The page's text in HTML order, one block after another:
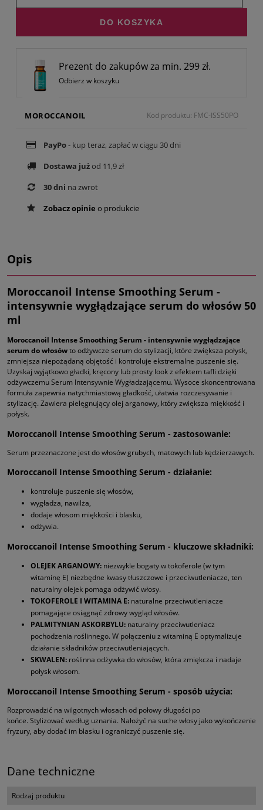
Prezent do zakupów za min. 299 zł.
Odbierz w koszyku
DO KOSZYKA
MOROCCANOIL Kod produktu: FMC-ISS50PO
PayPo- kup teraz, zapłać w ciągu 30 dni
Dostawa jużod 11,9 zł
30 dni na zwrot
Zobacz opinie o produkcie
Opis
Moroccanoil Intense Smoothing Serum -
intensywnie wygłądzające serum do włosów 50
ml
Moroccanoil Intense Smoothing Serum - intensywnie wygłądzające
serum do włosówto odżywcze serum do stylizacji, które zwiększa połysk,
zmniejsza niepożądaną objętość i kontroluje ekstremalne puszenie się.
Uzyskaj wyjątkowo gładki, kręcony lub prosty look z efektem tafli dzięki
odżywczemu Serum Intensywnie Wygładzającemu. Wysoce skoncentrowana
formuła zapewnia natychmiastową gładkość, ułatwia rozczesywanie i
stylizację. Zawiera pielęgnujący olej arganowy, który zwiększa miękkość i
połysk.
Moroccanoil Intense Smoothing Serum - zastosowanie:
Serum przeznaczone jest do włosów grubych, matowych lub kędzierzawych.
Moroccanoil Intense Smoothing Serum - działanie:
kontroluje puszenie się włosów,
wygładza, nawilża,
dodaje włosom miękkości i blasku,
odżywia.
Moroccanoil Intense Smoothing Serum - kluczowe składniki:
OLEJEK ARGANOWY: niezwykle bogaty w tokoferole (w tym
witaminę E) niezbędne kwasy tłuszczowe i przeciwutleniacze, ten
naturalny olejek pomaga odżywić włosy.
TOKOFEROLE I WITAMINA E: naturalne przeciwutleniacze
pomagające osiągnąć zdrowy wygląd włosów.
PALMITYNIAN ASKORBYLU: naturalny przeciwutleniacz
pochodzenia roślinnego. W połączeniu z witaminą E optymalizuje
działanie składników przeciwutleniających.
SKWALEN: roślinna odżywka do włosów, która zmiękcza i nadaje
połysk włosom.
Moroccanoil Intense Smoothing Serum - sposób użycia:
Rozprowadzić na wilgotnych włosach od połowy długości po
końce. Stylizować według uznania. Nałożyć na suche włosy jako wykończenie
fryzury, aby dodać im blasku i ograniczyć puszenie się.
Dane techniczne
Rodzaj produktu